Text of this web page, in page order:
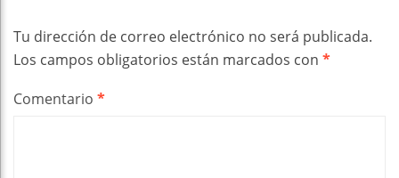
Tu dirección de correo electrónico no será publicada.
Los campos obligatorios están marcados con *
Comentario *